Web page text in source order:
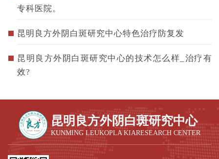
专科医院。
昆明良方外阴白斑研究中心特色治疗防复发
昆明良方外阴白斑研究中心的技术怎么样_治疗有
效?
昆明良方外阴白斑研究中心
KUNMING LEUKOPLA KIARESEARCH CENTER